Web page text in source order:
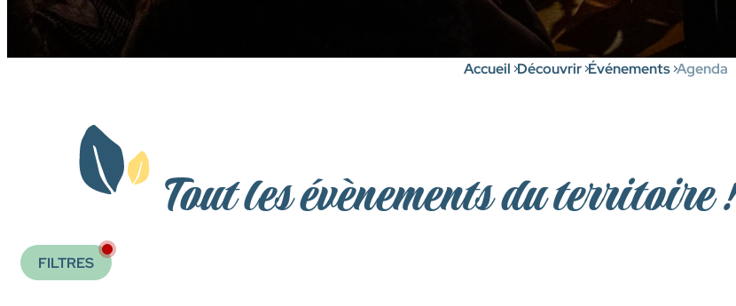
Accueil Découvrir Événements Agenda
Tout les évènements du territoire !
FILTRES